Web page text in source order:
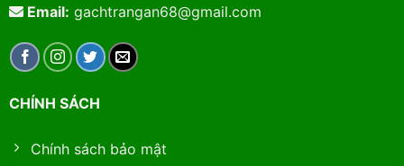
Email: gachtrangan68@gmail.com
CHÍNH SÁCH
Chính sách bảo mật